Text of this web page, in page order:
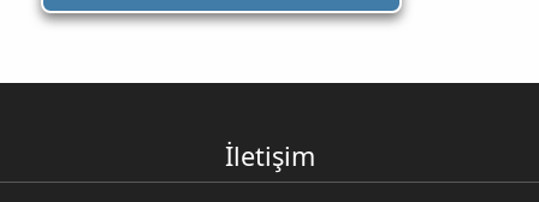
İletişim